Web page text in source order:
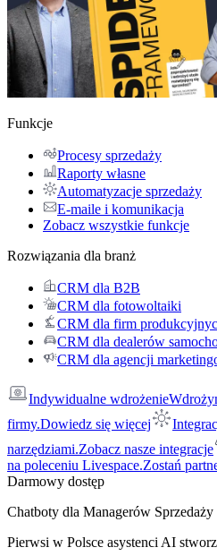
Funkcje
Procesy sprzedaży
Raporty własne
Automatyzacje sprzedaży
E-maile i komunikacja
Zobacz wszystkie funkcje
Rozwiązania dla branż
CRM dla B2B
CRM dla fotowoltaiki
CRM dla firm
CRM dla dealerów
CRM dla agencji
Indywidualne wdrożenie
firmy.Dowiedz się więcej
narzędziami.Zobacz nasze integracje
na poleceniu Livespace.Zostań
Darmowy dostęp
Chatboty dla Managerów Sprzedaży
Pierwsi w Polsce asystenci AI